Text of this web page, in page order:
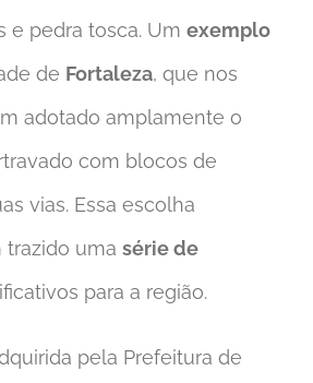
e pedra tosca. Um exemplo
de Fortaleza, que nos
adotado amplamente o
com blocos de
vias. Essa escolha
uma série de
para a região.
pela Prefeitura de